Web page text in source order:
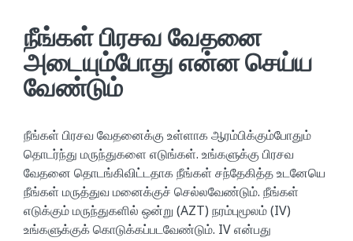
நீங்கள் பிரசவ வேதனை
அடையும்போது என்ன செய்ய
வேண்டும்
நீங்கள் பிரசவ வேதனைக்கு உள்ளாக ஆரம்பிக்கும்போதும்
தொடர்ந்து மருந்துகளை எடுங்கள். உங்களுக்கு பிரசவ
வேதனை தொடங்கிவிட்டதாக நீங்கள் சந்தேகித்த உடனேயெ
நீங்கள் மருத்துவ மனைக்குச் செல்லவேண்டும். நீங்கள்
எடுக்கும் மருந்துகளில் ஒன்று (AZT) நரம்புமூலம் (IV)
உங்களுக்குக் கொடுக்கப்படவேண்டும். IV என்பது